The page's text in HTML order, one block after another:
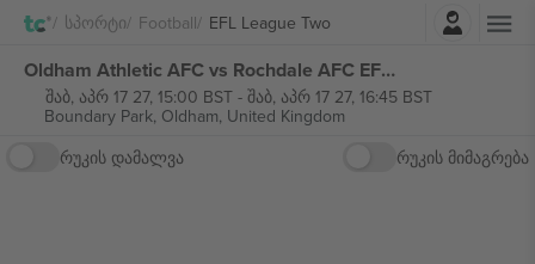
Სპორტი Football EFL League Twoშესვლა
Oldham Athletic AFC vs Rochdale AFC EFL League Two ბილეთი
შაბ, აპრ 17 27, 15:00 BST- შაბ, აპრ 17 27, 16:45 BST
Boundary Park, Oldham, United Kingdom
რუკის დამალვა
რუკის მიმაგრება